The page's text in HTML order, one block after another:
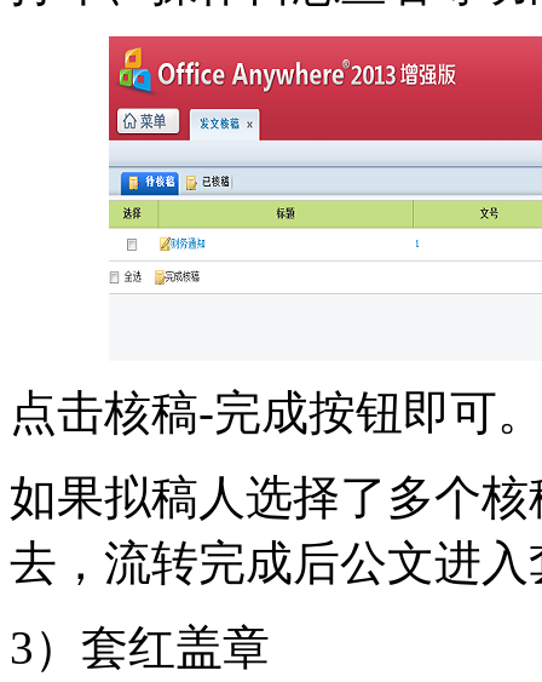
点击核稿-完成按钮即可
如果拟稿人选择了多个
去，流转完成后公文进
3）套红盖章